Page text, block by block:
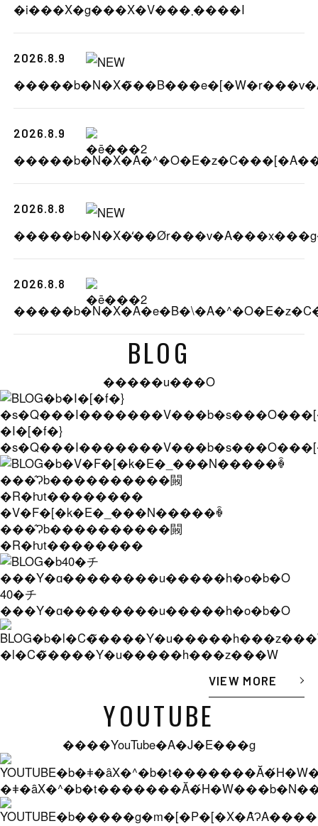
�i���X�g���X�V���܂����I
2026.8.9
2026.8.9
2026.8.8
2026.8.8
BLOG
�����u���O
�I�[�f�}
�V�F�[�k�E�_���N�����ꐶ
���̂Ɂb����������闝
�R�ƕt��������
40�チ
���Y�ɑ��������u�����h�o�b�O
�l�C�̃����Y�u�����h���z���W
VIEW MORE
YOUTUBE
����YouTube�A�J�E���g